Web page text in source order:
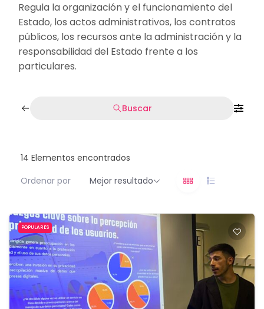
Regula la organización y el funcionamiento del
Estado, los actos administrativos, los contratos
públicos, los recursos ante la administración y la
responsabilidad del Estado frente a los
particulares.
Buscar
14 Elementos encontrados
Ordenar por
Mejor resultado
POPULARES